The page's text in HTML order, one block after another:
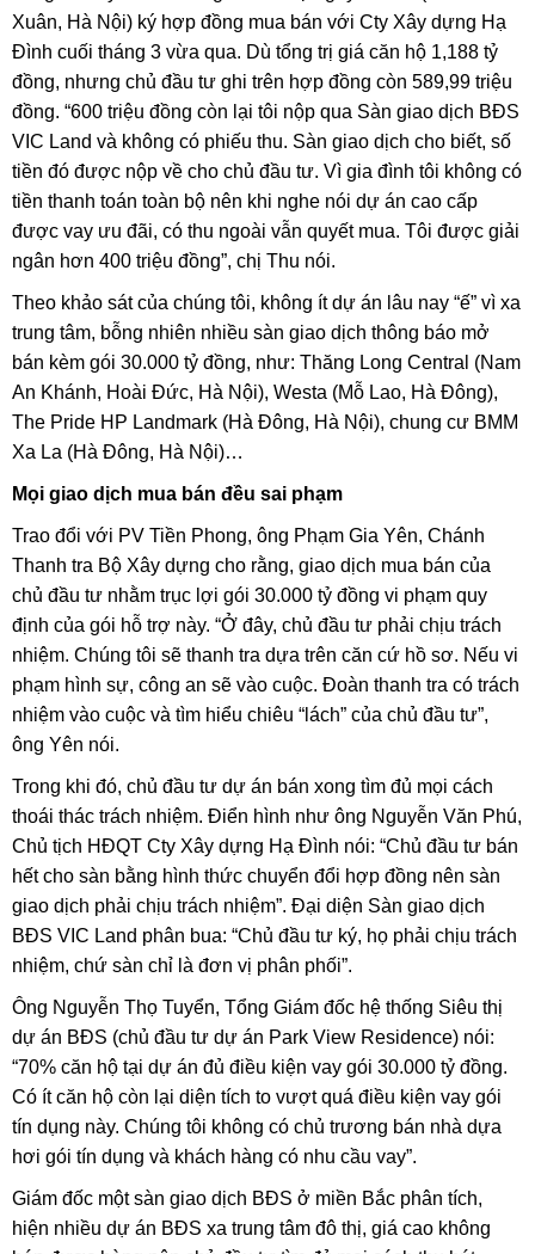
Xuân, Hà Nội) ký hợp đồng mua bán với Cty Xây dựng Hạ
Đình cuối tháng 3 vừa qua. Dù tổng trị giá căn hộ 1,188 tỷ
đồng, nhưng chủ đầu tư ghi trên hợp đồng còn 589,99 triệu
đồng. “600 triệu đồng còn lại tôi nộp qua Sàn giao dịch BĐS
VIC Land và không có phiếu thu. Sàn giao dịch cho biết, số
tiền đó được nộp về cho chủ đầu tư. Vì gia đình tôi không có
tiền thanh toán toàn bộ nên khi nghe nói dự án cao cấp
được vay ưu đãi, có thu ngoài vẫn quyết mua. Tôi được giải
ngân hơn 400 triệu đồng”, chị Thu nói.
Theo khảo sát của chúng tôi, không ít dự án lâu nay “ế” vì xa
trung tâm, bỗng nhiên nhiều sàn giao dịch thông báo mở
bán kèm gói 30.000 tỷ đồng, như: Thăng Long Central (Nam
An Khánh, Hoài Đức, Hà Nội), Westa (Mỗ Lao, Hà Đông),
The Pride HP Landmark (Hà Đông, Hà Nội), chung cư BMM
Xa La (Hà Đông, Hà Nội)…
Mọi giao dịch mua bán đều sai phạm
Trao đổi với PV Tiền Phong, ông Phạm Gia Yên, Chánh
Thanh tra Bộ Xây dựng cho rằng, giao dịch mua bán của
chủ đầu tư nhằm trục lợi gói 30.000 tỷ đồng vi phạm quy
định của gói hỗ trợ này. “Ở đây, chủ đầu tư phải chịu trách
nhiệm. Chúng tôi sẽ thanh tra dựa trên căn cứ hồ sơ. Nếu vi
phạm hình sự, công an sẽ vào cuộc. Đoàn thanh tra có trách
nhiệm vào cuộc và tìm hiểu chiêu “lách” của chủ đầu tư”,
ông Yên nói.
Trong khi đó, chủ đầu tư dự án bán xong tìm đủ mọi cách
thoái thác trách nhiệm. Điển hình như ông Nguyễn Văn Phú,
Chủ tịch HĐQT Cty Xây dựng Hạ Đình nói: “Chủ đầu tư bán
hết cho sàn bằng hình thức chuyển đổi hợp đồng nên sàn
giao dịch phải chịu trách nhiệm”. Đại diện Sàn giao dịch
BĐS VIC Land phân bua: “Chủ đầu tư ký, họ phải chịu trách
nhiệm, chứ sàn chỉ là đơn vị phân phối”.
Ông Nguyễn Thọ Tuyển, Tổng Giám đốc hệ thống Siêu thị
dự án BĐS (chủ đầu tư dự án Park View Residence) nói:
“70% căn hộ tại dự án đủ điều kiện vay gói 30.000 tỷ đồng.
Có ít căn hộ còn lại diện tích to vượt quá điều kiện vay gói
tín dụng này. Chúng tôi không có chủ trương bán nhà dựa
hơi gói tín dụng và khách hàng có nhu cầu vay”.
Giám đốc một sàn giao dịch BĐS ở miền Bắc phân tích,
hiện nhiều dự án BĐS xa trung tâm đô thị, giá cao không